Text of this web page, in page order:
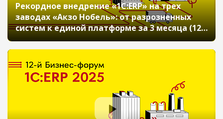
Рекордное внедрение «1С:ERP» на трех
заводах «Акзо Нобель»: от разрозненных
систем к единой платформе за 3 месяца (12-
й Бизнес-форум 1С:ERP 20 ноября 2025 г.,
Молотков Сергей, ООО «Акзо Нобель
Лакокраска»)